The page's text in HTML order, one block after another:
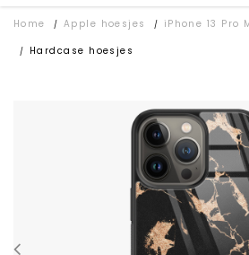
Home / Apple hoesjes / iPhone 13 Pro
/ Hardcase hoesjes